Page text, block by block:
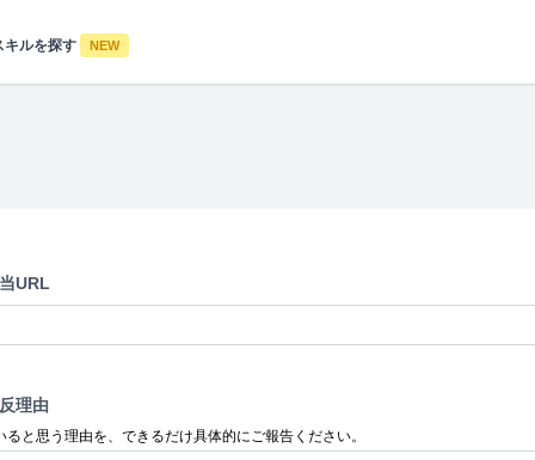
キルを探す NEW
URL
理由
ると思う理由を、できるだけ具体的にご報告ください。